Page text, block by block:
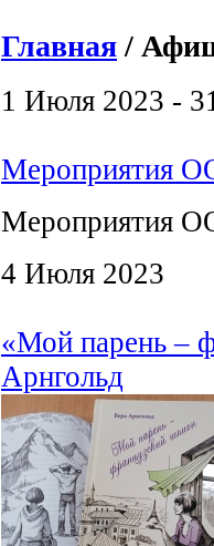
Главная /
1 Июля 2023 -
Мероприятия
Мероприятия
4 Июля 2023
«Мой парень –
Арнгольд